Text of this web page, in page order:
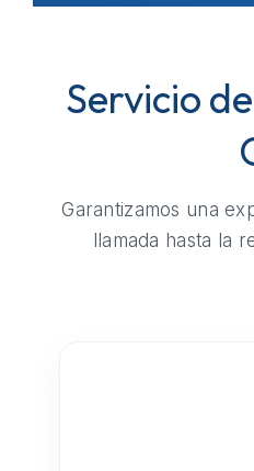
Servicio
Garantizamos una
llamada hasta la